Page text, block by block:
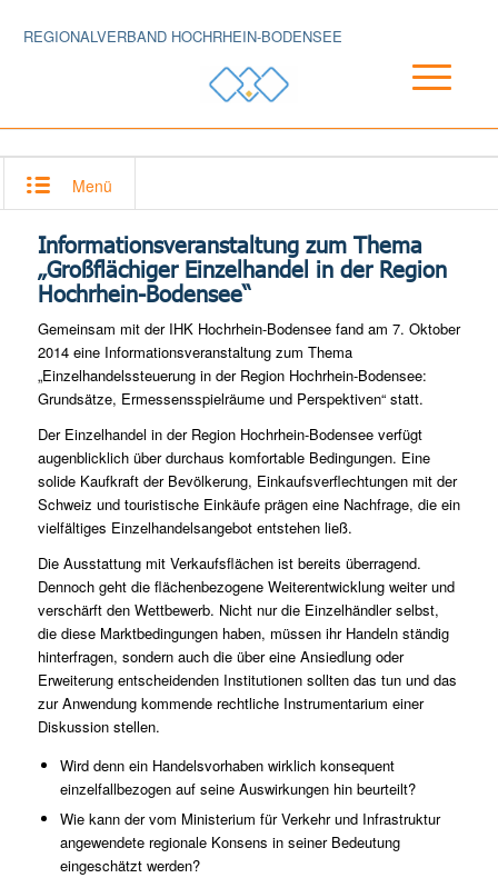
REGIONALVERBAND HOCHRHEIN-BODENSEE
Menü
Informationsveranstaltung zum Thema
„Großflächiger Einzelhandel in der Region
Hochrhein-Bodensee“
Gemeinsam mit der IHK Hochrhein-Bodensee fand am 7. Oktober
2014 eine Informationsveranstaltung zum Thema
„Einzelhandelssteuerung in der Region Hochrhein-Bodensee:
Grundsätze, Ermessensspielräume und Perspektiven“ statt.
Der Einzelhandel in der Region Hochrhein-Bodensee verfügt
augenblicklich über durchaus komfortable Bedingungen. Eine
solide Kaufkraft der Bevölkerung, Einkaufsverflechtungen mit der
Schweiz und touristische Einkäufe prägen eine Nachfrage, die ein
vielfältiges Einzelhandelsangebot entstehen ließ.
Die Ausstattung mit Verkaufsflächen ist bereits überragend.
Dennoch geht die flächenbezogene Weiterentwicklung weiter und
verschärft den Wettbewerb. Nicht nur die Einzelhändler selbst,
die diese Marktbedingungen haben, müssen ihr Handeln ständig
hinterfragen, sondern auch die über eine Ansiedlung oder
Erweiterung entscheidenden Institutionen sollten das tun und das
zur Anwendung kommende rechtliche Instrumentarium einer
Diskussion stellen.
Wird denn ein Handelsvorhaben wirklich konsequent
einzelfallbezogen auf seine Auswirkungen hin beurteilt?
Wie kann der vom Ministerium für Verkehr und Infrastruktur
angewendete regionale Konsens in seiner Bedeutung
eingeschätzt werden?